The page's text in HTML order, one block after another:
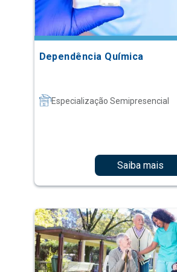
Dependência Química
Especialização Semipresencial
Saiba mais